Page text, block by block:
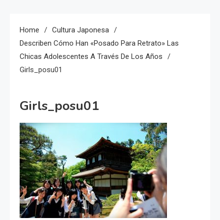
Home
Cultura Japonesa
Describen Cómo Han «posado Para Retrato» Las
Chicas Adolescentes A Través De Los Años
Girls_posu01
Girls_posu01